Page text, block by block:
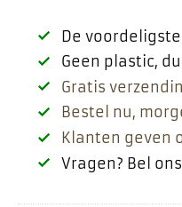
De
Geen plastic,
Gratis
Bestel nu,
Klanten geven
Vragen? Bel